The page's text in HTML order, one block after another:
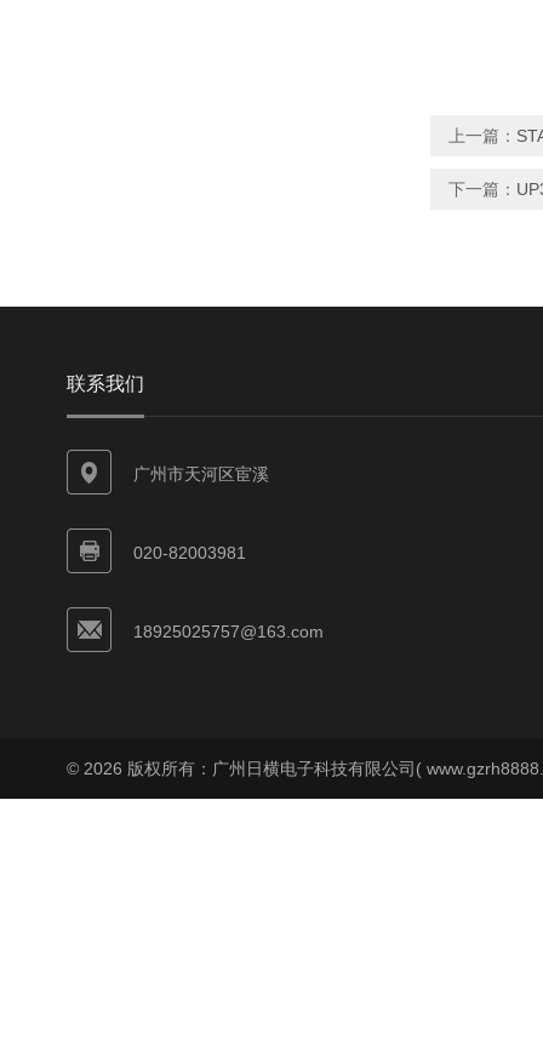
上一篇：
下一篇：
联系我们
广州市天河区宦溪
020-82003981
18925025757@163.com
© 2026 版权所有：广州日横电子科技有限公司(